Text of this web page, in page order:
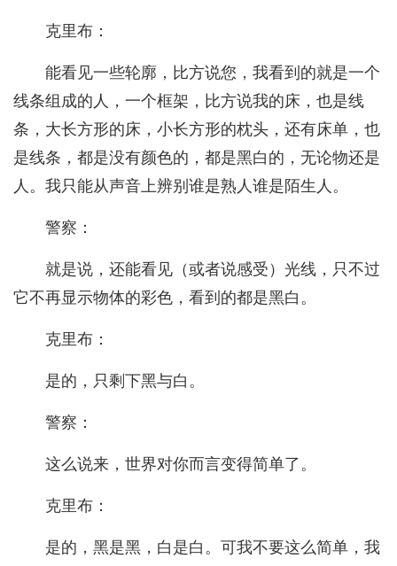
克里布：
能看见一些轮廓，比方说您，我看到的就是一个
线条组成的人，一个框架，比方说我的床，也是线
条，大长方形的床，小长方形的枕头，还有床单，也
是线条，都是没有颜色的，都是黑白的，无论物还是
人。我只能从声音上辨别谁是熟人谁是陌生人。
警察：
就是说，还能看见（或者说感受）光线，只不过
它不再显示物体的彩色，看到的都是黑白。
克里布：
是的，只剩下黑与白。
警察：
这么说来，世界对你而言变得简单了。
克里布：
是的，黑是黑，白是白。可我不要这么简单，我